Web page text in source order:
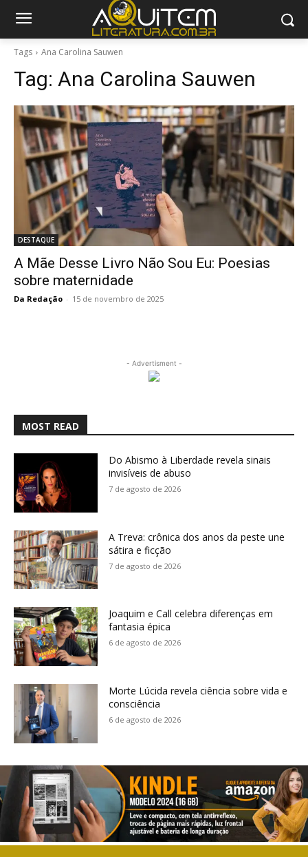
Tags Ana Carolina Sauwen
Tag: Ana Carolina Sauwen
DESTAQUE
A Mãe Desse Livro Não Sou Eu: Poesias
sobre maternidade
Da Redação - 15 de novembro de 2025
- Advertisment -
MOST READ
Do Abismo à Liberdade revela sinais
invisíveis de abuso
7 de agosto de 2026
A Treva: crônica dos anos da peste une
sátira e ficção
7 de agosto de 2026
Joaquim e Call celebra diferenças em
fantasia épica
6 de agosto de 2026
Morte Lúcida revela ciência sobre vida e
consciência
6 de agosto de 2026